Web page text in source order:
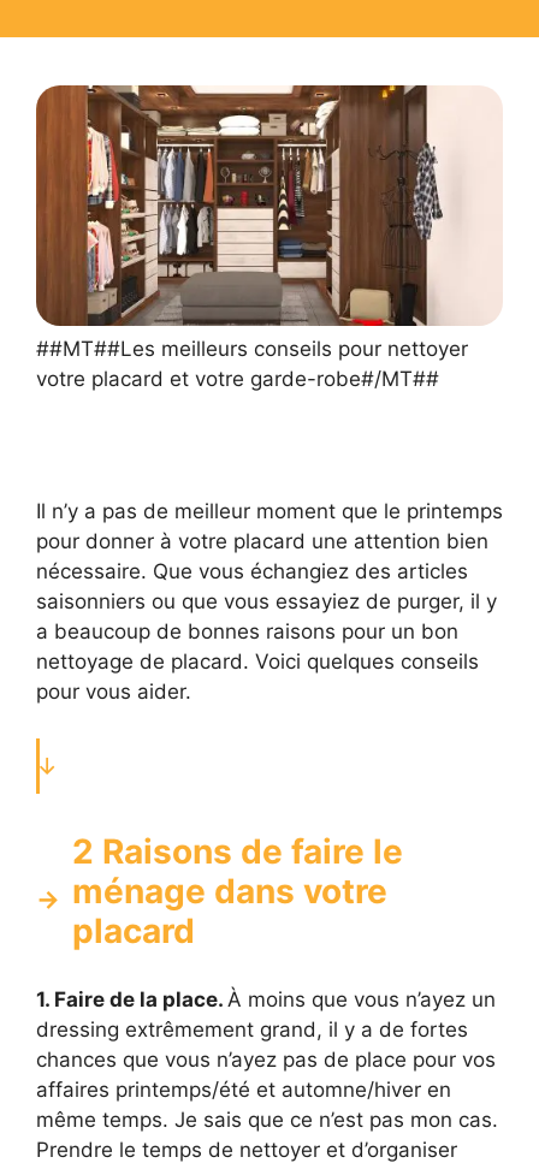
##MT##Les meilleurs conseils pour nettoyer
votre placard et votre garde-robe#/MT##
Il n’y a pas de meilleur moment que le printemps
pour donner à votre placard une attention bien
nécessaire. Que vous échangiez des articles
saisonniers ou que vous essayiez de purger, il y
a beaucoup de bonnes raisons pour un bon
nettoyage de placard. Voici quelques conseils
pour vous aider.
2 Raisons de faire le
ménage dans votre
placard
1. Faire de la place. À moins que vous n’ayez un
dressing extrêmement grand, il y a de fortes
chances que vous n’ayez pas de place pour vos
affaires printemps/été et automne/hiver en
même temps. Je sais que ce n’est pas mon cas.
Prendre le temps de nettoyer et d’organiser